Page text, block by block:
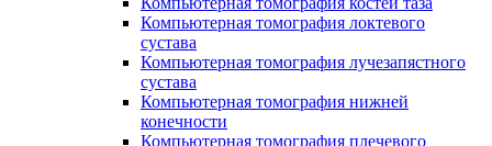
Компьютерная томография локтевого
сустава
Компьютерная томография лучезапястного
сустава
Компьютерная томография нижней
конечности
Компьютерная томография плечевого